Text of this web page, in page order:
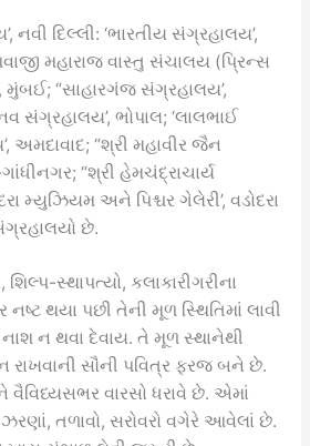
નવી દિલ્લી: ‘ભારતીય સંગ્રહાલય’,
મહારાજ વાસ્તુ સંચાલય (પ્રિન્સ
“સાહારગંજ સંગ્રહાલય’,
સંગ્રહાલય’, ભોપાલ; ‘લાલભાઈ
અમદાવાદ; “શ્રી મહાવીર જૈન
“શ્રી હેમચંદ્રાચાર્ય
મ્યુઝિયમ અને પિશ્ચર ગેલેરી’, વડોદરા
છે.
સ્થાપત્યો, કલાકારીગરીના
થયા પછી તેની મૂળ સ્થિતિમાં લાવી
ન થવા દેવાય. તે મૂળ સ્થાનેથી
સૌની પવિત્ર ફરજ બને છે.
વારસો ધરાવે છે. એમાં
તળાવો, સરોવરો વગેરે આવેલાં છે.